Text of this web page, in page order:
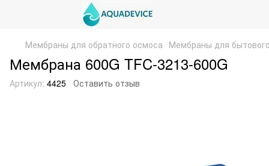
Мембраны для обратного осмоса Мембраны для
Мембрана 600G TFC-3213-600G
Артикул: 4425 Оставить отзыв